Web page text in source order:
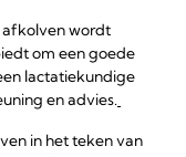
afkolven wordt
om een goede
lactatiekundige
en advies.
in het teken van